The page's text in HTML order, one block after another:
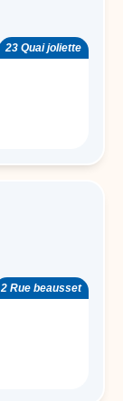
23 Quai joliette
2 Rue beausset